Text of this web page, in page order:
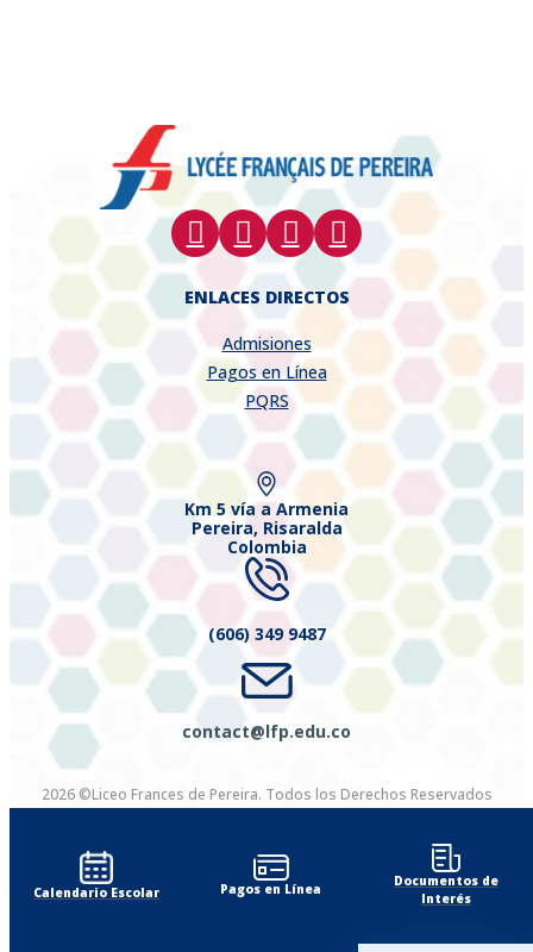
Calendario Escolar Pagos en Línea
Documentos de
Interés
ENLACES DIRECTOS
Admisiones
Pagos en Línea
PQRS
Km 5 vía a Armenia
Pereira, Risaralda
Colombia
(606) 349 9487
contact@lfp.edu.co
2026 ©Liceo Frances de Pereira. Todos los Derechos Reservados